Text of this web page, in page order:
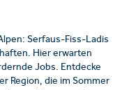
Serfaus-Fiss-Ladis
Hier erwarten
Jobs. Entdecke
Region, die im Sommer